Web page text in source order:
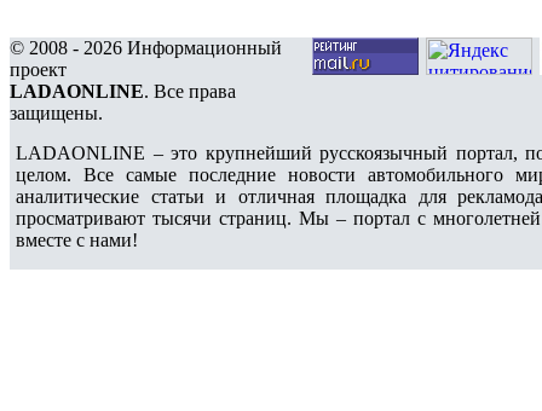
© 2008 - 2026 Информационный
проект
LADAONLINE. Все права
защищены.
LADAONLINE – это крупнейший русскоязычный портал,
целом. Все самые последние новости автомобильного
аналитические статьи и отличная площадка для
просматривают тысячи страниц. Мы – портал с
вместе с нами!